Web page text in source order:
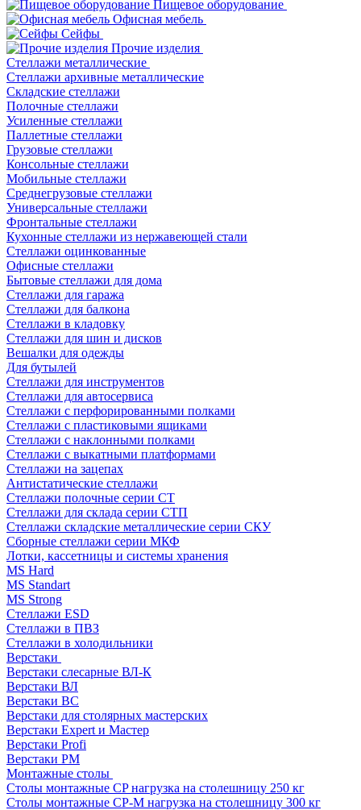
Пищевое оборудование
Офисная мебель
Сейфы
Прочие изделия
Стеллажи металлические
Cтеллажи архивные металлические
Складские стеллажи
Полочные стеллажи
Усиленные стеллажи
Паллетные стеллажи
Грузовые стеллажи
Консольные стеллажи
Мобильные стеллажи
Среднегрузовые стеллажи
Универсальные стеллажи
Фронтальные стеллажи
Кухонные стеллажи из нержавеющей стали
Стеллажи оцинкованные
Офисные стеллажи
Бытовые стеллажи для дома
Стеллажи для гаража
Стеллажи для балкона
Стеллажи в кладовку
Стеллажи для шин и дисков
Вешалки для одежды
Для бутылей
Стеллажи для инструментов
Стеллажи для автосервиса
Стеллажи с перфорированными полками
Стеллажи с пластиковыми ящиками
Стеллажи с наклонными полками
Стеллажи с выкатными платформами
Стеллажи на зацепах
Антистатические стеллажи
Стеллажи полочные серии СТ
Стеллажи для склада серии СТП
Стеллажи складские металлические серии СКУ
Сборные стеллажи серии МКФ
Лотки, кассетницы и системы хранения
MS Hard
MS Standart
MS Strong
Стеллажи ESD
Стеллажи в ПВЗ
Стеллажи в холодильники
Верстаки
Верстаки слесарные ВЛ-К
Верстаки ВЛ
Верстаки ВС
Верстаки для столярных мастерских
Верстаки Expert и Мастер
Верстаки Profi
Верстаки РМ
Монтажные столы
Столы монтажные СP нагрузка на столешницу 250 кг
Столы монтажные СР-М нагрузка на столешницу 300 кг